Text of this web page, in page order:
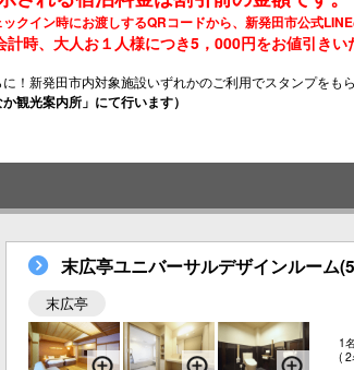
クイン時にお渡しするQRコードから、新発田市公式
計時、大人お１人様につき5，000円をお値引きい
に！新発田市内対象施設いずれかのご利用でスタンプをも
観光案内所」にて行います）
末広亭ユニバーサルデザインルーム
末広亭
1
(